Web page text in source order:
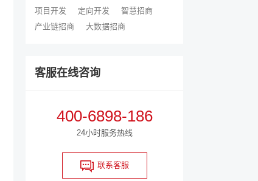
项目开发
定向开发
智慧招商
产业链招商
大数据招商
客服在线咨询
400-6898-186
24小时服务热线
联系客服